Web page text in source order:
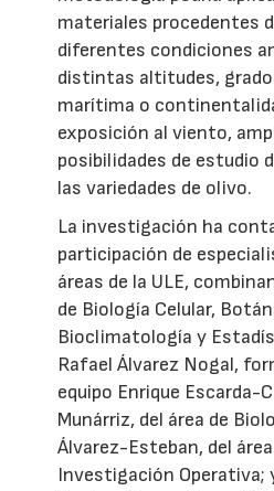
materiales procedentes
diferentes condiciones
distintas altitudes,
marítima o
exposición al viento,
posibilidades de estudio
las variedades de olivo.
La investigación ha
participación de
áreas de la ULE,
de Biología Celular,
Bioclimatología y
Rafael Álvarez Nogal,
equipo Enrique Escarda-
Munárriz, del área de
Álvarez-Esteban, del
Investigación Operativa;